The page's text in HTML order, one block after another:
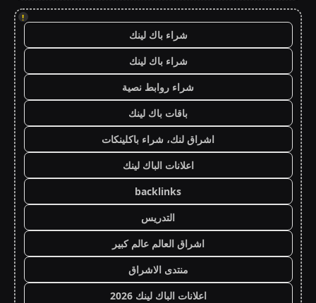
!
شراء باك لينك
شراء باك لينك
شراء روابط نصية
باقات باك لينك
اشراق لنك، شراء باكلينكات
اعلانات الباك لينك
backlinks
التدريس
اشراق العالم عالم كبير
منتدى الاشراق
اعلانات الباك لينك 2026